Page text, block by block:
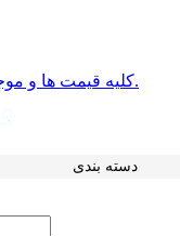
کلیه قیمت ها و موجودی به روز می باشد.
دسته بندی